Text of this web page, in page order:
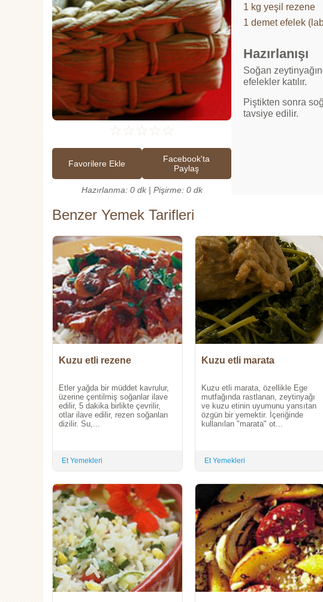
☆ ☆ ☆ ☆ ☆
Favorilere Ekle
Facebook'ta
Paylaş
Hazırlanma: 0 dk | Pişirme: 0 dk
1 kg yeşil rezene
1 demet efelek
Hazırlanışı
Soğan
efelekler katılır.
Piştikten sonra
tavsiye edilir.
Benzer Yemek Tarifleri
Kuzu etli rezene
Etler yağda bir müddet kavrulur,
üzerine çentilmiş soğanlar ilave
edilir, 5 dakika birlikte çevrilir,
otlar ilave edilir, rezen soğanları
dizilir. Su,...
Et Yemekleri
Kuzu etli marata
Kuzu etli marata, özellikle Ege
mutfağında rastlanan, zeytinyağı
ve kuzu etinin uyumunu yansıtan
özgün bir yemektir. İçeriğinde
kullanılan "marata" ot...
Et Yemekleri